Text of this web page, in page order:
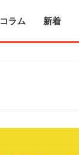
コラム 新着